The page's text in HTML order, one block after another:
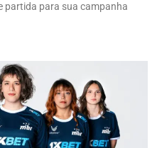
partida para sua campanha